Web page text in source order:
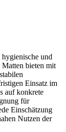
und
bieten mit
Einsatz im
auf konkrete
für
Einschätzung
Nutzen der